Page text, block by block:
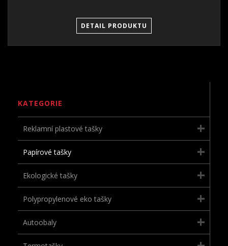
DETAIL PRODUKTU
KATEGORIE
Reklamní plastové tašky
Papírové tašky
Ekologické tašky
Polypropylenové eko tašky
Autoobaly